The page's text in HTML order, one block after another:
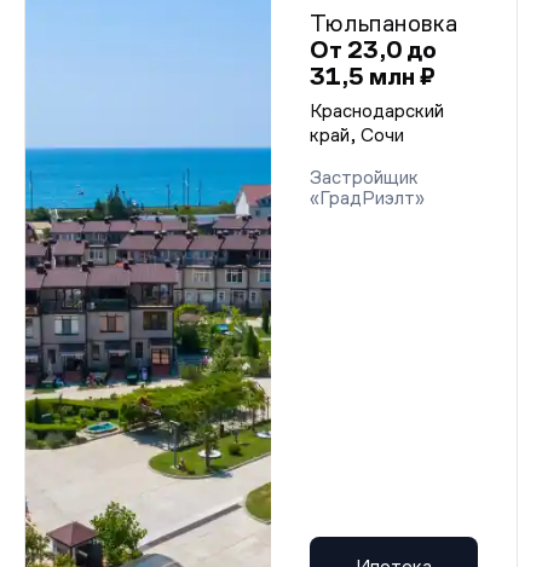
Тюльпановка
От 23,0 до
31,5 млн ₽
Краснодарский
край, Сочи
Застройщик
«ГрадРиэлт»